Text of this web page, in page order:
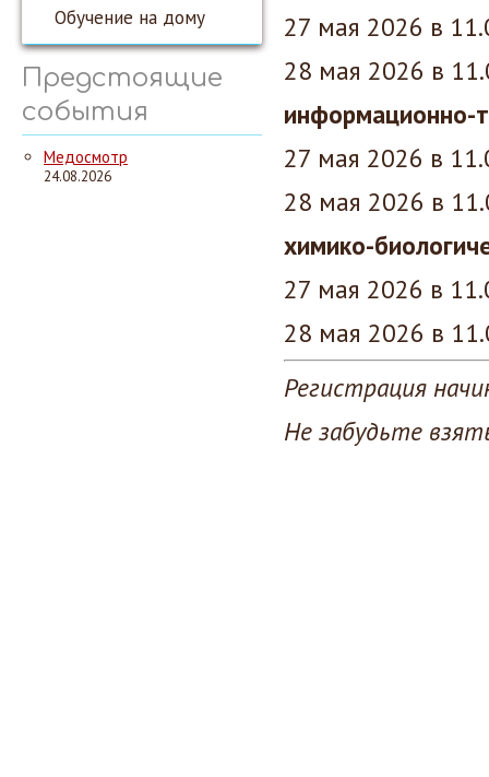
Обучение на дому
Предстоящие
события
Медосмотр
24.08.2026
27 мая 2026 в
28 мая 2026 в
информационно-
27 мая 2026 в
28 мая 2026 в
химико-
27 мая 2026 в
28 мая 2026 в
Регистрация
Не забудьте